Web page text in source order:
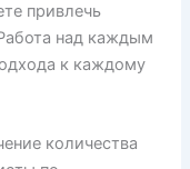
привлечь
над каждым
к каждому
количества